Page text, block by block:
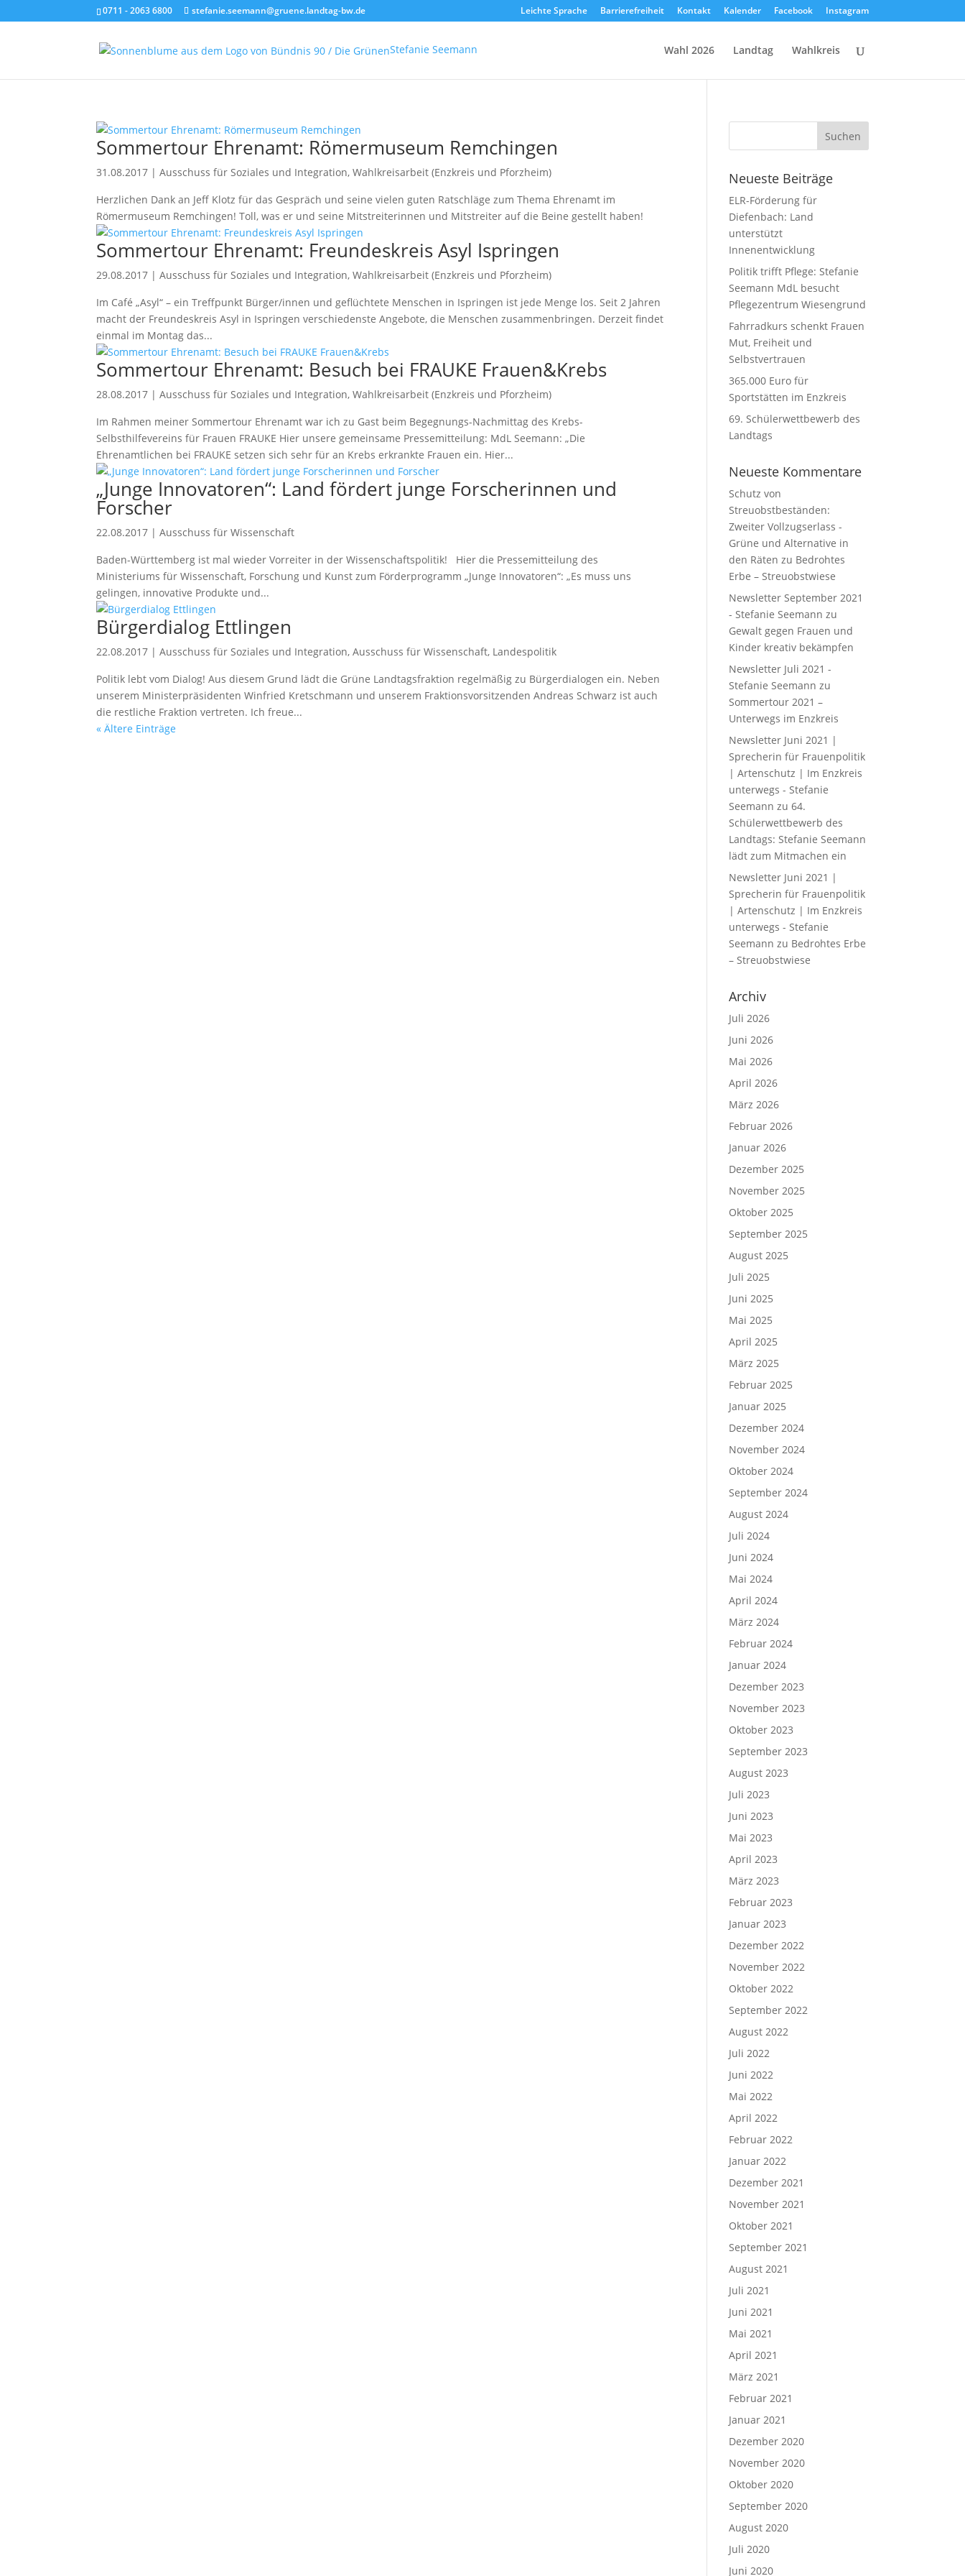
0711 - 2063 6800 stefanie.seemann@gruene.landtag-bw.de Leichte Sprache Barrierefreiheit Kontakt Kalender Facebook Instagram
Stefanie Seemann Wahl 2026 Landtag Wahlkreis
Sommertour Ehrenamt: Römermuseum Remchingen
31.08.2017 |Ausschuss für Soziales und Integration,Wahlkreisarbeit (Enzkreis und Pforzheim)
Herzlichen Dank an Jeff Klotz für das Gespräch und seine vielen guten Ratschläge zum Thema Ehrenamt im
Römermuseum Remchingen! Toll, was er und seine Mitstreiterinnen und Mitstreiter auf die Beine gestellt haben!
Sommertour Ehrenamt: Freundeskreis Asyl Ispringen
29.08.2017 |Ausschuss für Soziales und Integration,Wahlkreisarbeit (Enzkreis und Pforzheim)
Im Café „Asyl“ – ein Treffpunkt Bürger/innen und geflüchtete Menschen in Ispringen ist jede Menge los. Seit 2 Jahren
macht der Freundeskreis Asyl in Ispringen verschiedenste Angebote, die Menschen zusammenbringen. Derzeit findet
einmal im Montag das...
Sommertour Ehrenamt: Besuch bei FRAUKE Frauen&Krebs
28.08.2017 |Ausschuss für Soziales und Integration,Wahlkreisarbeit (Enzkreis und Pforzheim)
Im Rahmen meiner Sommertour Ehrenamt war ich zu Gast beim Begegnungs-Nachmittag des Krebs-
Selbsthilfevereins für Frauen FRAUKE Hier unsere gemeinsame Pressemitteilung: MdL Seemann: „Die
Ehrenamtlichen bei FRAUKE setzen sich sehr für an Krebs erkrankte Frauen ein. Hier...
„Junge Innovatoren“: Land fördert junge Forscherinnen und
Forscher
22.08.2017 |Ausschuss für Wissenschaft
Baden-Württemberg ist mal wieder Vorreiter in der Wissenschaftspolitik! Hier die Pressemitteilung des
Ministeriums für Wissenschaft, Forschung und Kunst zum Förderprogramm „Junge Innovatoren“: „Es muss uns
gelingen, innovative Produkte und...
Bürgerdialog Ettlingen
22.08.2017 |Ausschuss für Soziales und Integration,Ausschuss für Wissenschaft, Landespolitik
Politik lebt vom Dialog! Aus diesem Grund lädt die Grüne Landtagsfraktion regelmäßig zu Bürgerdialogen ein. Neben
unserem Ministerpräsidenten Winfried Kretschmann und unserem Fraktionsvorsitzenden Andreas Schwarz ist auch
die restliche Fraktion vertreten. Ich freue...
« Ältere Einträge
Neueste Beiträge
ELR-Förderung für
Diefenbach: Land
unterstützt
Innenentwicklung
Politik trifft Pflege: Stefanie
Seemann MdL besucht
Pflegezentrum Wiesengrund
Fahrradkurs schenkt Frauen
Mut, Freiheit und
Selbstvertrauen
365.000 Euro für
Sportstätten im Enzkreis
69. Schülerwettbewerb des
Landtags
Neueste Kommentare
Schutz von
Streuobstbeständen:
Zweiter Vollzugserlass -
Grüne und Alternative in
den Räten zu Bedrohtes
Erbe – Streuobstwiese
Newsletter September 2021
- Stefanie Seemann zu
Gewalt gegen Frauen und
Kinder kreativ bekämpfen
Newsletter Juli 2021 -
Stefanie Seemann zu
Sommertour 2021 –
Unterwegs im Enzkreis
Newsletter Juni 2021 |
Sprecherin für Frauenpolitik
| Artenschutz | Im Enzkreis
unterwegs - Stefanie
Seemann zu64.
Schülerwettbewerb des
Landtags: Stefanie Seemann
lädt zum Mitmachen ein
Newsletter Juni 2021 |
Sprecherin für Frauenpolitik
| Artenschutz | Im Enzkreis
unterwegs - Stefanie
Seemann zu Bedrohtes Erbe
– Streuobstwiese
Archiv
Juli 2026
Juni 2026
Mai 2026
April 2026
März 2026
Februar 2026
Januar 2026
Dezember 2025
November 2025
Oktober 2025
September 2025
August 2025
Juli 2025
Juni 2025
Mai 2025
April 2025
März 2025
Februar 2025
Januar 2025
Dezember 2024
November 2024
Oktober 2024
September 2024
August 2024
Juli 2024
Juni 2024
Mai 2024
April 2024
März 2024
Februar 2024
Januar 2024
Dezember 2023
November 2023
Oktober 2023
September 2023
August 2023
Juli 2023
Juni 2023
Mai 2023
April 2023
März 2023
Februar 2023
Januar 2023
Dezember 2022
November 2022
Oktober 2022
September 2022
August 2022
Juli 2022
Juni 2022
Mai 2022
April 2022
Februar 2022
Januar 2022
Dezember 2021
November 2021
Oktober 2021
September 2021
August 2021
Juli 2021
Juni 2021
Mai 2021
April 2021
März 2021
Februar 2021
Januar 2021
Dezember 2020
November 2020
Oktober 2020
September 2020
August 2020
Juli 2020
Juni 2020